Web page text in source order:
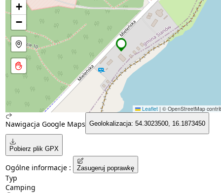
+
−
Leaflet | © OpenStreetMap
Nawigacja Google Maps Geolokalizacja: 54.3023500, 16.1873450
Pobierz plik GPX
Ogólne informacje : Zasugeruj poprawkę
Typ
Camping